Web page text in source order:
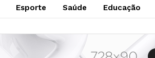
Esporte Saúde Educação